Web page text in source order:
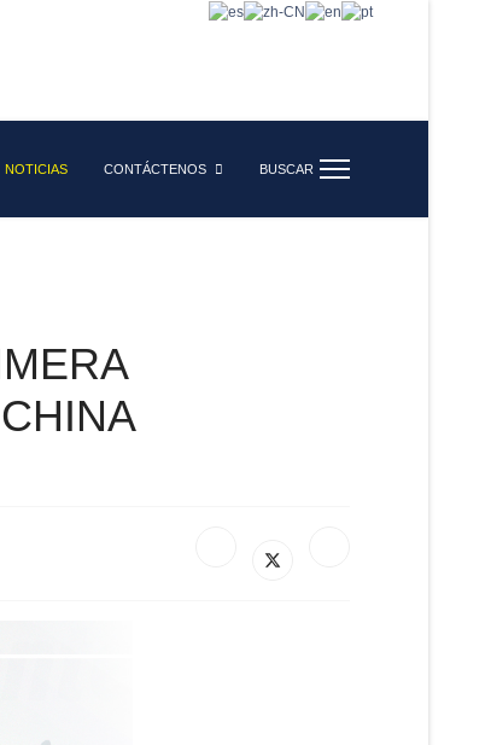
NOTICIAS CONTÁCTENOS BUSCAR